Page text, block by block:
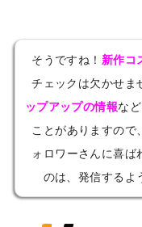
そうですね！ 新作コ
チェックは欠かせま
ップアップの情報な
ことがありますので
ォロワーさんに喜ば
のは、発信するよ